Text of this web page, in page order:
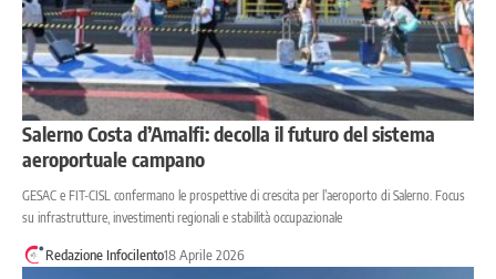
Salerno Costa d’Amalfi: decolla il futuro del sistema
aeroportuale campano
GESAC e FIT-CISL confermano le prospettive di crescita per l’aeroporto di Salerno. Focus
su infrastrutture, investimenti regionali e stabilità occupazionale
Redazione Infocilento18 Aprile 2026